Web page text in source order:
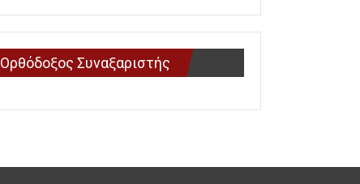
Ορθόδοξος Συναξαριστής